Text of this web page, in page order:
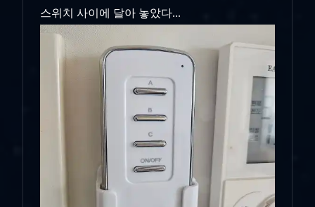
스위치 사이에 달아 놓았다...